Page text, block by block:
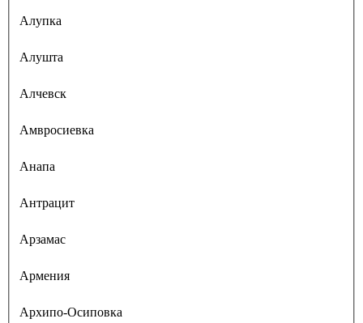
Алупка
Алушта
Алчевск
Амвросиевка
Анапа
Антрацит
Арзамас
Армения
Архипо-Осиповка